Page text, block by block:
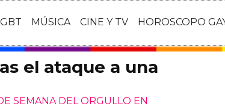
MÚSICA CINE Y TV HOROSCOPO
el ataque a una
SEMANA DEL ORGULLO EN